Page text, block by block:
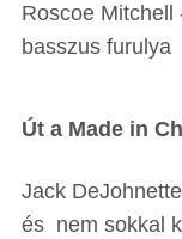
Roscoe Mitchell
basszus furulya
Út a Made in
Jack
és nem sokkal